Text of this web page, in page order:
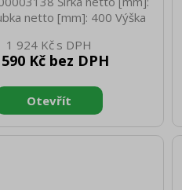
netto [mm]: 400 Výška
brutto [mm]: 560 Hloubka
410 Výška brutto [mm]:
AISI 430
1 924 Kč
Kč bez DPH